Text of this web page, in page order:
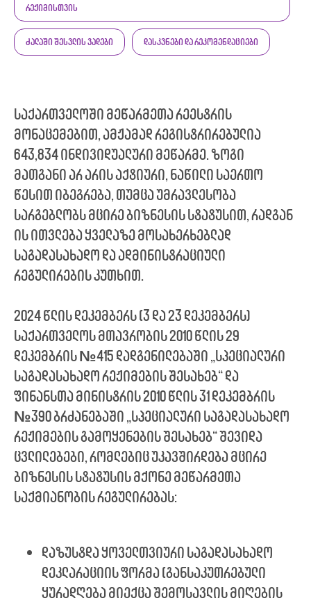
რეჟიმისთვის
ძალაში შესვლის ვადები დასკვნები და რეკომენდაციები
საქართველოში მეწარმეთა რეესტრის
მონაცემებით, ამჟამად რეგისტრირებულია
643,834 ინდივიდუალური მეწარმე. ზოგი
მათგანი არ არის აქტიური, ნაწილი საერთო
წესით იბეგრება, თუმცა უმრავლესობა
სარგებლობს მცირე ბიზნესის სტატუსით, რადგან
ის ითვლება ყველაზე მოსახერხებლად
საგადასახადო და ადმინისტრაციული
რეგულირების კუთხით.
2024 წლის დეკემბერს (3 და 23 დეკემბერს)
საქართველოს მთავრობის 2010 წლის 29
დეკემბრის №415 დადგენილებაში „სპეციალური
საგადასახადო რეჟიმების შესახებ“ და
ფინანსთა მინისტრის 2010 წლის 31 დეკემბრის
№390 ბრძანებაში „სპეციალური საგადასახადო
რეჟიმების გამოყენების შესახებ“ შევიდა
ცვლილებები, რომლებიც უკავშირდება მცირე
ბიზნესის სტატუსის მქონე მეწარმეთა
საქმიანობის რეგულირებას:
დაზუსტდა ყოველთვიური საგადასახადო
დეკლარაციის ფორმა (განსაკუთრებული
ყურადღება მიექცა შემოსავლის მიღების